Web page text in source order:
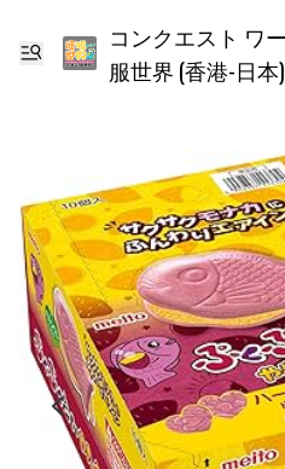
コンクエスト ワールド 征
服世界 (香港-日本)